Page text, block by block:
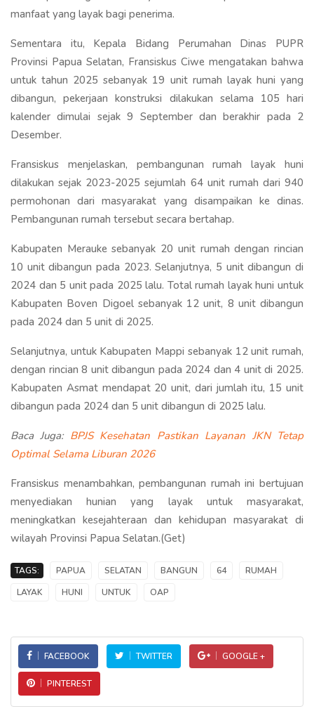
manfaat yang layak bagi penerima.
Sementara itu, Kepala Bidang Perumahan Dinas PUPR
Provinsi Papua Selatan, Fransiskus Ciwe mengatakan bahwa
untuk tahun 2025 sebanyak 19 unit rumah layak huni yang
dibangun, pekerjaan konstruksi dilakukan selama 105 hari
kalender dimulai sejak 9 September dan berakhir pada 2
Desember.
Fransiskus menjelaskan, pembangunan rumah layak huni
dilakukan sejak 2023-2025 sejumlah 64 unit rumah dari 940
permohonan dari masyarakat yang disampaikan ke dinas.
Pembangunan rumah tersebut secara bertahap.
Kabupaten Merauke sebanyak 20 unit rumah dengan rincian
10 unit dibangun pada 2023. Selanjutnya, 5 unit dibangun di
2024 dan 5 unit pada 2025 lalu. Total rumah layak huni untuk
Kabupaten Boven Digoel sebanyak 12 unit, 8 unit dibangun
pada 2024 dan 5 unit di 2025.
Selanjutnya, untuk Kabupaten Mappi sebanyak 12 unit rumah,
dengan rincian 8 unit dibangun pada 2024 dan 4 unit di 2025.
Kabupaten Asmat mendapat 20 unit, dari jumlah itu, 15 unit
dibangun pada 2024 dan 5 unit dibangun di 2025 lalu.
Baca Juga: BPJS Kesehatan Pastikan Layanan JKN Tetap
Optimal Selama Liburan 2026
Fransiskus menambahkan, pembangunan rumah ini bertujuan
menyediakan hunian yang layak untuk masyarakat,
meningkatkan kesejahteraan dan kehidupan masyarakat di
wilayah Provinsi Papua Selatan.(Get)
TAGS: PAPUA SELATAN BANGUN 64
RUMAH
LAYAK
HUNI UNTUK OAP
FACEBOOK TWITTER GOOGLE +
PINTEREST